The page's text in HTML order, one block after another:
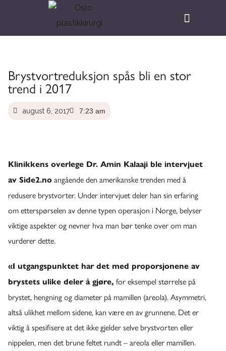
Brystvortreduksjon spås bli en stor
trend i 2017
august 6, 2017 7:23 am
Klinikkens overlege Dr. Amin Kalaaji ble intervjuet
av Side2.no angående den amerikanske trenden med å
redusere brystvorter. Under intervjuet deler han sin erfaring
om etterspørselen av denne typen operasjon i Norge, belyser
viktige aspekter og nevner hva man bør tenke over om man
vurderer dette.
«I utgangspunktet har det med proporsjonene av
brystets ulike deler å gjøre, for eksempel størrelse på
brystet, hengning og diameter på mamillen (areola). Asymmetri,
altså ulikhet mellom sidene, kan være en av grunnene. Det er
viktig å spesifisere at det ikke gjelder selve brystvorten eller
nippelen, men det brune feltet rundt – areola eller mamillen.